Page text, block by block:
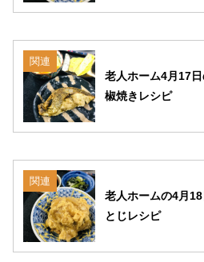
関連
老人ホーム4月17
椒焼きレシピ
関連
老人ホームの4月
とじレシピ